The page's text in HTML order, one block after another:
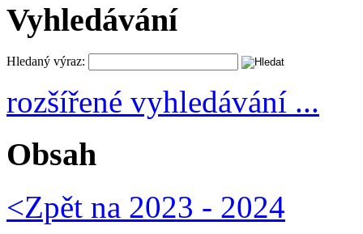
Vyhledávání
Hledaný výraz:
rozšířené vyhledávání ...
Obsah
<Zpět na 2023 - 2024